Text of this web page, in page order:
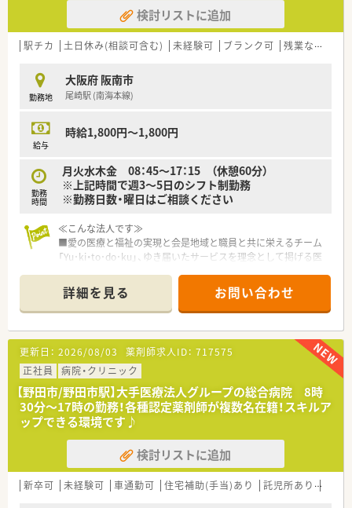
検討リストに追加
駅チカ 土日休み(相談可含む) 未経験可 ブランク可 残業なし(ほぼなし含む)
勤務地
大阪府 阪南市
尾崎駅 (南海本線)
給与
時給1,800円～1,800円
勤務
時間
月火水木金 08：45～17：15 （休憩60分）
※上記時間で週3～5日のシフト制勤務
※勤務日数・曜日はご相談ください
≪こんな法人です≫
■愛の医療と福祉の実現と会是地域と職員と共に栄えるチーム
「Yu･ki・to･do･ku」、ゆき届いたサービスを理念として掲げる医
■堺市～大阪南部に展開する医療法人で、昭和30年に開設され
て以来、「愛の医療と福祉の実現」を基本理念とし、地域の皆さん
に「最高の医療を提供する」ために、「Excellent Hospital（最高の
病院）」を目指しております。
■救急医療、高度医療など、質の高い医療を提供しております。
■医療法人として定期的に新卒採用を行っているため、新人教
育、実習生の受け入れなど教育体制も整ったグループです。
≪こんな病院です≫
■最寄駅は南海本線の尾崎駅。駅から徒歩3分と通勤便利な立地
です。
■総病床数185床はHCU7床、急性期一般病床136床と、回復期リ
ハビリテーション病棟を42床となっています。
■二次救急病院として24時間の救急体制を整えています。
■電子カルテシステム、調剤注射支援システム、病棟業務支援シ
詳細を見る お問い合わせ
更新日： 2026/08/03 薬剤師求人ID： 717575
正社員
病院・クリニック
【野田市/野田市駅】大手医療法人グループの総合病院 8時
30分～17時の勤務！各種認定薬剤師が複数名在籍！スキルア
ップできる環境です♪
検討リストに追加
新卒可 未経験可 車通勤可 住宅補助(手当)あり 託児所あり